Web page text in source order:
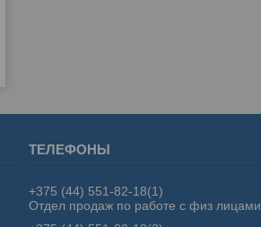
+375 (44) 551-82-18 1
Отдел продаж по работе с физ лицами